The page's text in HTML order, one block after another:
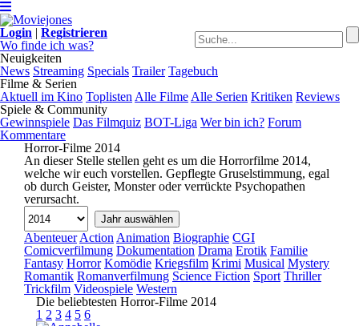
Login | Registrieren
Wo finde ich was?
Neuigkeiten
News Streaming Specials Trailer Tagebuch
Filme & Serien
Aktuell im Kino Toplisten Alle Filme Alle Serien Kritiken Reviews
Spiele & Community
Gewinnspiele Das Filmquiz BOT-Liga Wer bin ich? Forum
Kommentare
Horror-Filme 2014
An dieser Stelle stellen geht es um die Horrorfilme 2014,
welche wir euch vorstellen. Gepflegte Gruselstimmung, egal
ob durch Geister, Monster oder verrückte Psychopathen
verursacht.
Abenteuer Action Animation Biographie CGI
Comicverfilmung Dokumentation Drama Erotik Familie
Fantasy Horror Komödie Kriegsfilm Krimi Musical Mystery
Romantik Romanverfilmung Science Fiction Sport Thriller
Trickfilm Videospiele Western
Die beliebtesten Horror-Filme 2014
1 2 3 4 5 6